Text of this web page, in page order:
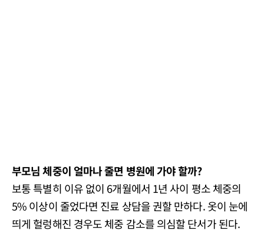
부모님 체중이 얼마나 줄면 병원에 가야 할까?
보통 특별히 이유 없이 6개월에서 1년 사이 평소 체중의
5% 이상이 줄었다면 진료 상담을 권할 만하다. 옷이 눈에
띄게 헐렁해진 경우도 체중 감소를 의심할 단서가 된다.